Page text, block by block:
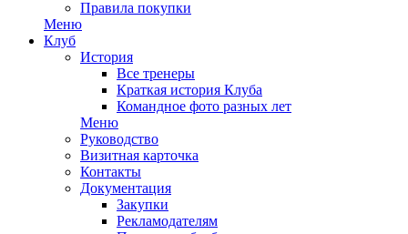
Правила покупки
Меню
Клуб
История
Все тренеры
Краткая история Клуба
Командное фото разных лет
Меню
Руководство
Визитная карточка
Контакты
Документация
Закупки
Рекламодателям